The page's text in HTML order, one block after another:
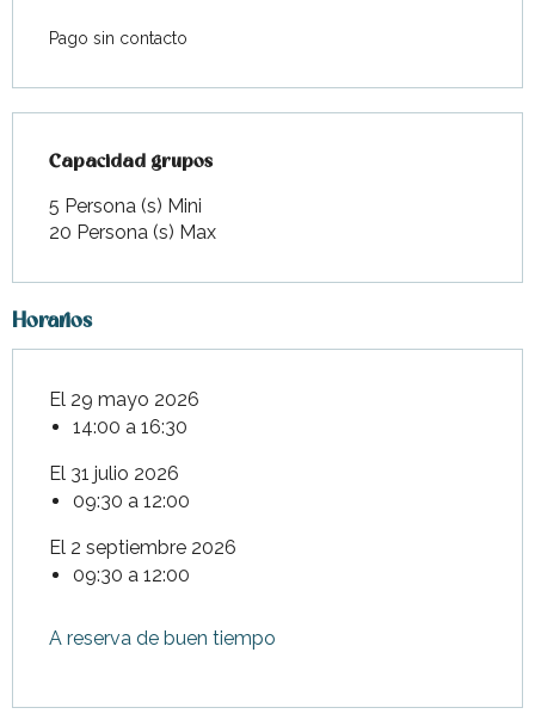
Pago sin contacto
Capacidad grupos
Capacidad grupos
5 Persona (s) Mini
20 Persona (s) Max
Horarios
El 29 mayo 2026
14:00 a 16:30
El 31 julio 2026
09:30 a 12:00
El 2 septiembre 2026
09:30 a 12:00
A reserva de buen tiempo